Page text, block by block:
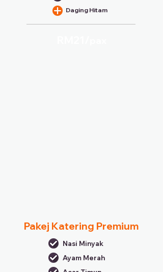
Daging Hitam
Pakej Katering Premium
Nasi Minyak
Ayam Merah